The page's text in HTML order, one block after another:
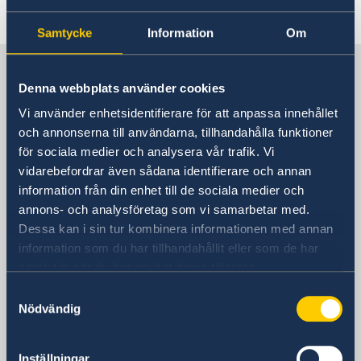
Samtycke Information Om
Denna webbplats använder cookies
Vi använder enhetsidentifierare för att anpassa innehållet
och annonserna till användarna, tillhandahålla funktioner
för sociala medier och analysera vår trafik. Vi
vidarebefordrar även sådana identifierare och annan
information från din enhet till de sociala medier och
annons- och analysföretag som vi samarbetar med.
Dessa kan i sin tur kombinera informationen med annan
information som du har tillhandahållit eller som de har
Nödvändig
Inställningar
Senast uppdaterad 17 dec. 2025, 10.49
Sveriges ambassad
Besöksadress
Norra esplanaden 7
Helsingfors
Postadress
Sveriges ambassad
Finland
Telefonnummer